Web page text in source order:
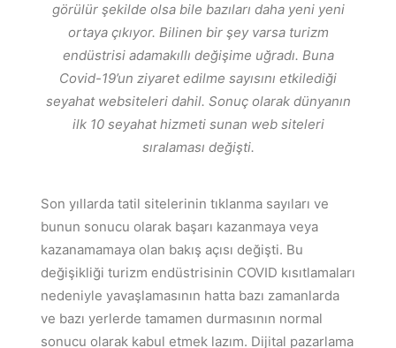
görülür şekilde olsa bile bazıları daha yeni yeni
ortaya çıkıyor. Bilinen bir şey varsa turizm
endüstrisi adamakıllı değişime uğradı. Buna
Covid-19’un ziyaretedilme sayısını etkilediği
seyahat websiteleri dahil. Sonuç olarak dünyanın
ilk 10 seyahat hizmeti sunan web siteleri
sıralaması değişti.
Son yıllarda tatil sitelerinin tıklanma sayıları ve
bunun sonucu olarak başarı kazanmaya veya
kazanamamaya olan bakış açısı değişti. Bu
değişikliği turizm endüstrisinin COVID kısıtlamaları
nedeniyle yavaşlamasının hatta bazı zamanlarda
ve bazı yerlerde tamamen durmasının normal
sonucu olarak kabul etmek lazım. Dijital pazarlama